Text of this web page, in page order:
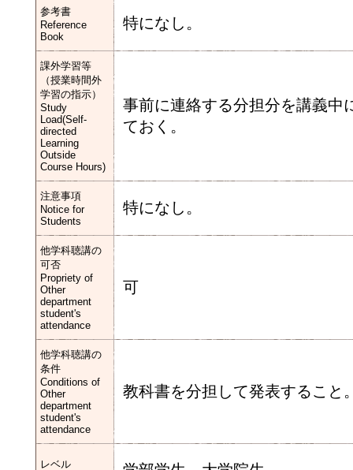
参考書
Reference
Book
特になし。
課外学習等
（授業時間外
学習の指示）
Study
Load(Self-
directed
Learning
Outside
Course Hours)
事前に連絡する分担分を講義中
ておく。
注意事項
Notice for
Students
特になし。
他学科聴講の
可否
Propriety of
Other
department
student's
attendance
可
他学科聴講の
条件
Conditions of
Other
department
student's
attendance
教科書を分担して発表すること
レベル